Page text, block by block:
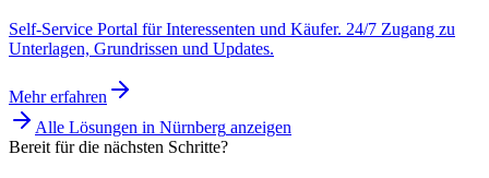
Self-Service Portal für Interessenten und Käufer. 24/7 Zugang zu
Unterlagen, Grundrissen und Updates.
Mehr erfahren
Alle Lösungen in Nürnberg anzeigen
Bereit für die nächsten Schritte?